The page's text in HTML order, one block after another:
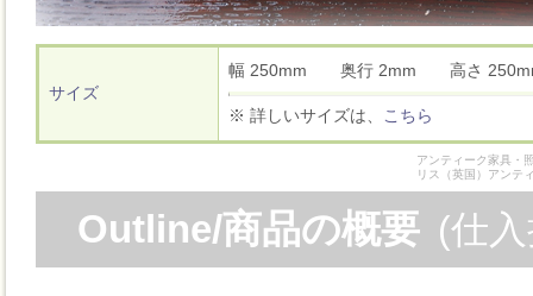
サイズ
幅 250mm 奥行 2mm 高さ
※ 詳しいサイズは、 こちら
アンティーク家具・
リス（英国）アンテ
Outline/商品の概要 (仕